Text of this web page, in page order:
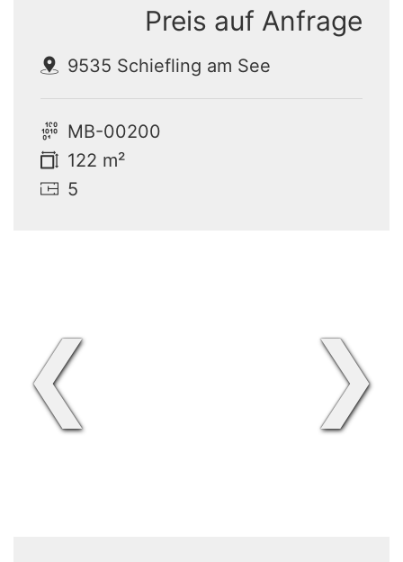
9535 Schiefling am See
Preis auf Anfrage
MB-00200
122 m²
5
❮ ❯